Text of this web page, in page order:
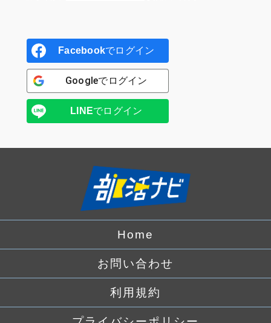
Facebookでログイン
Googleでログイン
LINEでログイン
Home
お問い合わせ
利用規約